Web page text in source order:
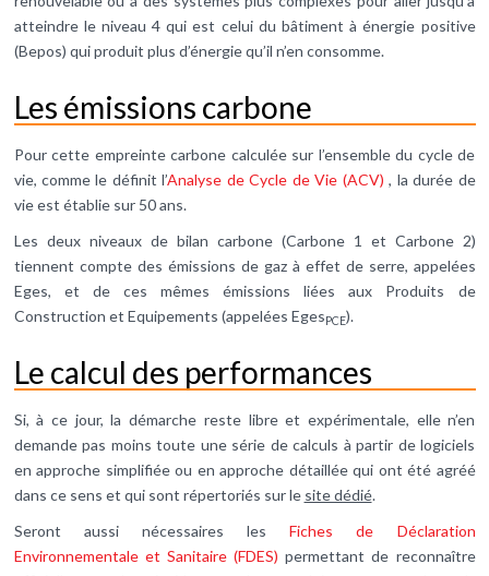
atteindre le niveau 4 qui est celui du bâtiment à énergie positive
(Bepos) qui produit plus d’énergie qu’il n’en consomme.
Les émissions carbone
Pour cette empreinte carbone calculée sur l’ensemble du cycle de
vie, comme le définit l’Analyse de Cycle de Vie (ACV) , la durée de
vie est établie sur 50 ans.
Les deux niveaux de bilan carbone (Carbone 1 et Carbone 2)
tiennent compte des émissions de gaz à effet de serre, appelées
Eges, et de ces mêmes émissions liées aux Produits de
Construction et Equipements (appelées EgesPCE).
Le calcul des performances
Si, à ce jour, la démarche reste libre et expérimentale, elle n’en
demande pas moins toute une série de calculs à partir de logiciels
en approche simplifiée ou en approche détaillée qui ont été agréé
dans ce sens et qui sont répertoriés sur le site dédié.
Seront aussi nécessaires lesFiches de Déclaration
Environnementale et Sanitaire (FDES) permettant de reconnaître